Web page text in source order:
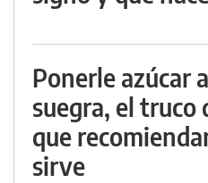
Ponerle azúcar
suegra, el truco
que
sirve